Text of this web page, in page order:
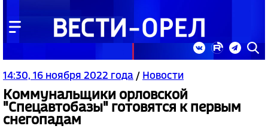
14:30, 16 ноября 2022 года / Новости
Коммунальщики орловской
"Спецавтобазы" готовятся к первым
снегопадам